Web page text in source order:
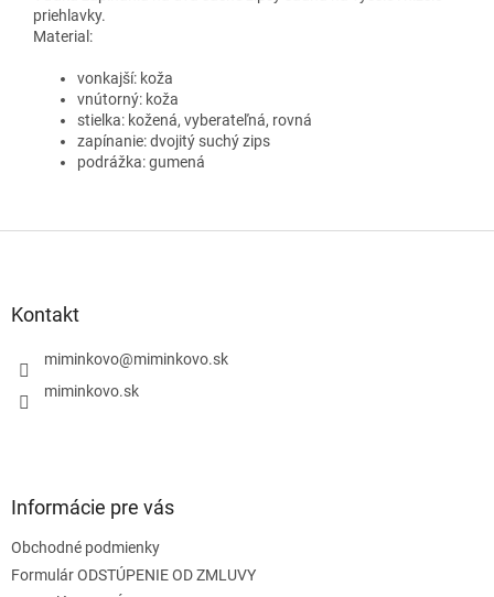
priehlavky.
Material:
vonkajší: koža
vnútorný: koža
stielka: kožená, vyberateľná, rovná
zapínanie: dvojitý suchý zips
podrážka: gumená
Kontakt
miminkovo@miminkovo.sk
miminkovo.sk
Informácie pre vás
Obchodné podmienky
Formulár ODSTÚPENIE OD ZMLUVY